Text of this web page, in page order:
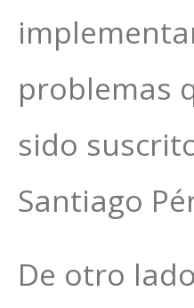
problemas
sido
Santiago
De otro